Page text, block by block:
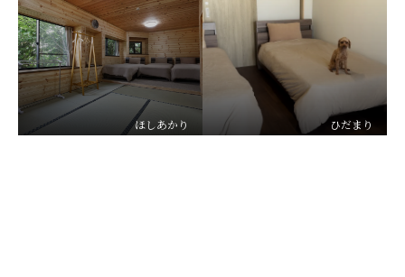
ほしあかり ひだまり